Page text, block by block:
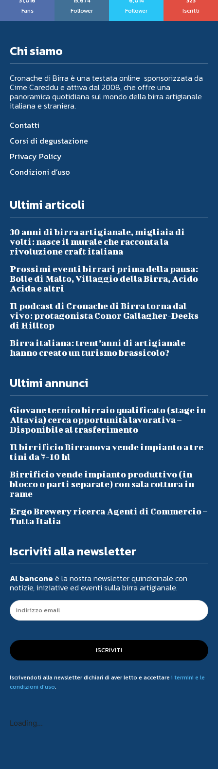
Fans
Follower
Follower
Iscritti
Chi siamo
Cronache di Birra è una testata online sponsorizzata da
Cime Careddu e attiva dal 2008, che offre una
panoramica quotidiana sul mondo della birra artigianale
italiana e straniera.
Contatti
Corsi di degustazione
Privacy Policy
Condizioni d’uso
Ultimi articoli
30 anni di birra artigianale, migliaia di
volti: nasce il murale che racconta la
rivoluzione craft italiana
Prossimi eventi birrari prima della pausa:
Bolle di Malto, Villaggio della Birra, Acido
Acida e altri
Il podcast di Cronache di Birra torna dal
vivo: protagonista Conor Gallagher-Deeks
di Hilltop
Birra italiana: trent’anni di artigianale
hanno creato un turismo brassicolo?
Ultimi annunci
Giovane tecnico birraio qualificato (stage in
Altavia) cerca opportunità lavorativa –
Disponibile al trasferimento
Il birrificio Birranova vende impianto a tre
tini da 7-10 hl
Birrificio vende impianto produttivo (in
blocco o parti separate) con sala cottura in
rame
Ergo Brewery ricerca Agenti di Commercio –
Tutta Italia
Iscriviti alla newsletter
Al bancone è la nostra newsletter quindicinale con
notizie, iniziative ed eventi sulla birra artigianale.
ISCRIVITI
Iscrivendoti alla newsletter dichiari di aver letto e accettare i termini e le
condizioni d'uso.
Loading...